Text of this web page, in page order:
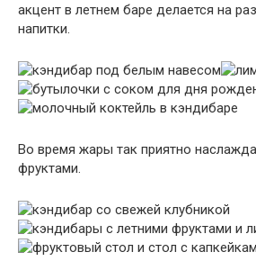
акцент в летнем баре делается на
напитки.
Во время жары так приятно
фруктами.